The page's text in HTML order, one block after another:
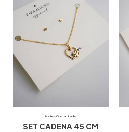
Aretes Oro Laminado
SET CADENA 45 CM